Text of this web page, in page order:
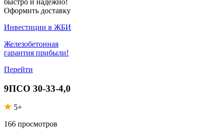
Оформить доставку
Инвестиции в ЖБИ
Железобетонная
гарантия прибыли!
Перейти
9ПСО 30-33-4,0
5+
166 просмотров